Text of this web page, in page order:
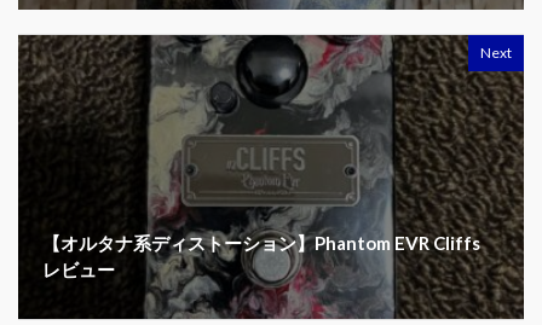
Next
【オルタナ系ディストーション】Phantom EVR Cliffs
レビュー